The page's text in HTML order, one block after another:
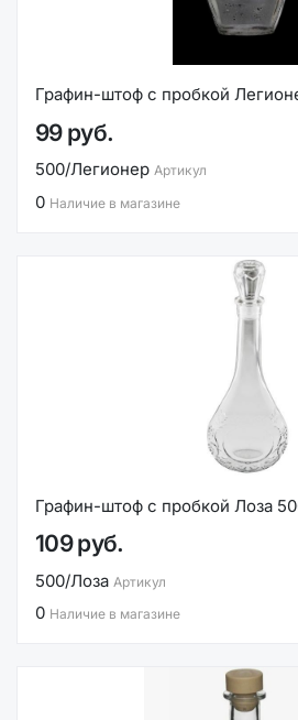
Графин-штоф с пробкой
99 руб.
500/Легионер Артикул
0 Наличие в магазине
Графин-штоф с пробкой Лоза
109 руб.
500/Лоза Артикул
0 Наличие в магазине